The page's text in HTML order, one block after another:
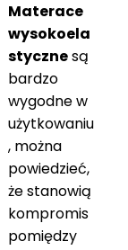
Materace
wysokoela
stycznesą
bardzo
wygodne w
użytkowaniu
, można
powiedzieć,
że stanowią
kompromis
pomiędzy